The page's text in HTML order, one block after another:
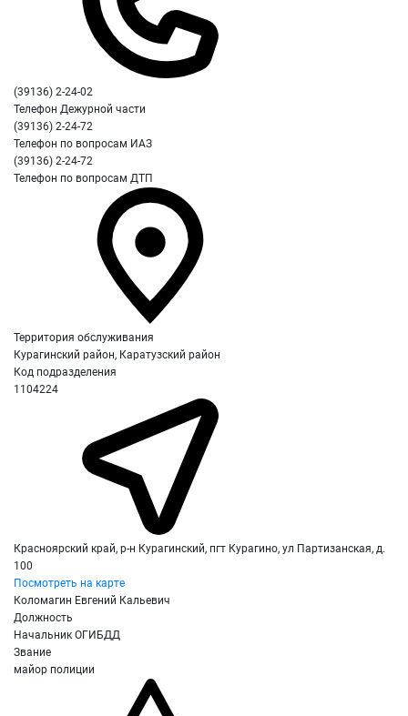
(39136) 2-24-02
Телефон Дежурной части
(39136) 2-24-72
Телефон по вопросам ИАЗ
(39136) 2-24-72
Телефон по вопросам ДТП
Территория обслуживания
Курагинский район, Каратузский район
Код подразделения
1104224
Красноярский край, р-н Курагинский, пгт Курагино, ул Партизанская, д.
100
Посмотреть на карте
Коломагин Евгений Кальевич
Должность
Начальник ОГИБДД
Звание
майор полиции